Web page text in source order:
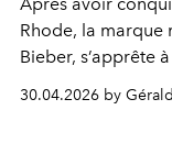
Rhode, la marque
Bieber, s’apprête
arrivée sur le
30.04.2026 by